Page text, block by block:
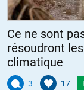
Ce ne sont
résoudront
climatique
3 17